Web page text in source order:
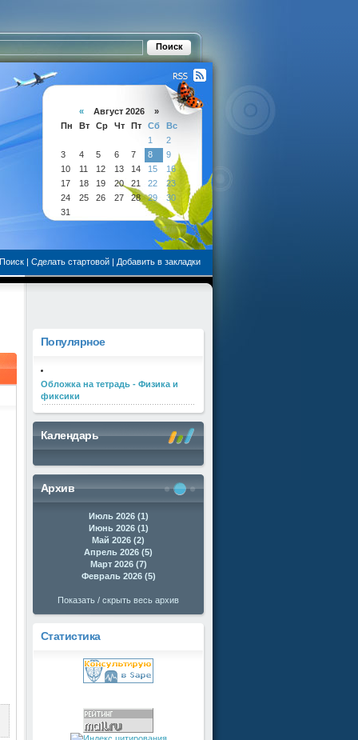
« Август 2026 »
Пн
Вт Ср Чт Пт Сб
Вс
1
2
3
4 5 6 7 8
9
10
11 12 13 14 15
16
17
18 19 20 21 22
23
24
25 26 27 28 29
30
31
Поиск | Сделать стартовой | Добавить в закладки
Популярное
Обложка на тетрадь - Физика и
фиксики
Календарь
Архив
Июль 2026 (1)
Июнь 2026 (1)
Май 2026 (2)
Апрель 2026 (5)
Март 2026 (7)
Февраль 2026 (5)
Показать / скрыть весь архив
Статистика